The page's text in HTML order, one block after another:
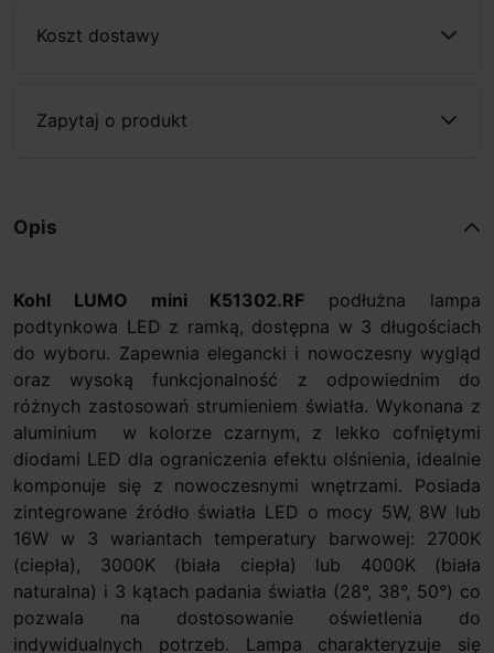
Koszt dostawy
Zapytaj o produkt
Opis
Kohl LUMO mini K51302.RF podłużna lampa
podtynkowa LED z ramką, dostępna w 3 długościach
do wyboru. Zapewnia elegancki i nowoczesny wygląd
oraz wysoką funkcjonalność z odpowiednim do
różnych zastosowań strumieniem światła. Wykonana z
aluminium w kolorze czarnym, z lekko cofniętymi
diodami LED dla ograniczenia efektu olśnienia, idealnie
komponuje się z nowoczesnymi wnętrzami. Posiada
zintegrowane źródło światła LED o mocy 5W, 8W lub
16W w 3 wariantach temperatury barwowej: 2700K
(ciepła), 3000K (biała ciepła) lub 4000K (biała
naturalna) i 3 kątach padania światła (28°, 38°, 50°) co
pozwala na dostosowanie oświetlenia do
indywidualnych potrzeb. Lampa charakteryzuje się